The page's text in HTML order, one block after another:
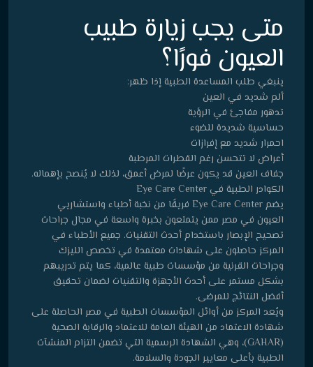
متى يجب زيارة طبيب
العيون فورًا؟
ينبغي طلب المساعدة الطبية إذا ظهر:
ألم شديد في العين
تدهور مفاجئ في الرؤية
حساسية شديدة للضوء
احمرار شديد مع إفرازات
أعراض لا تتحسن رغم القطرات المرطبة
جفاف العين قد يكون عرضًا لمرض أعمق، لذلك لا يُنصح بإهماله.
الكوادر الطبية في Eye Care Center
يضم Eye Care Center فريقًا من نخبة أطباء واستشاريي
العيون في مصر ممن يتمتعون بخبرة واسعة في مجال جراحات
تصحيح الإبصار باستخدام أحدث التقنيات. جميع الأطباء في
المركز حاصلون على شهادات معتمدة في تخصص الليزك
وجراحات القرنية من مؤسسات طبية عالمية، كما يتم تدريبهم
بشكل مستمر على أحدث الأجهزة والتقنيات لضمان تحقيق
أفضل النتائج للمرضى.
ويُعد المركز من أوائل المؤسسات الطبية في مصر الحاصلة على
شهادة الاعتماد من الهيئة العامة للاعتماد والرقابة الصحية
(GAHAR)، وهي الشهادة الرسمية التي تضمن التزام المنشآت
الطبية بأعلى معايير الجودة والسلامة.